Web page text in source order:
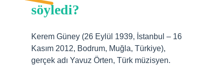
söyledi?
Kerem Güney (26 Eylül 1939, İstanbul – 16
Kasım 2012, Bodrum, Muğla, Türkiye),
gerçek adı Yavuz Örten, Türk müzisyen.